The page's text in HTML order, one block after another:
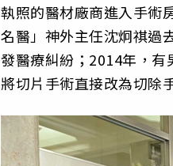
執照的醫材廠商進入手術
名醫」神外主任沈炯祺過
發醫療糾紛；2014年，有
將切片手術直接改為切除